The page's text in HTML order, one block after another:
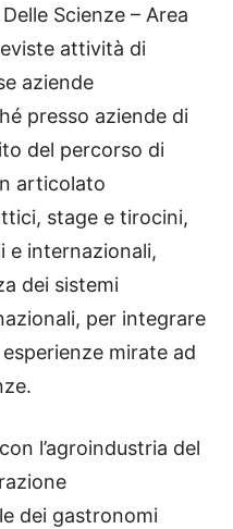
Scienze – Area
attività di
aziende
presso aziende di
del percorso di
articolato
stage e tirocini,
e internazionali,
dei sistemi
per integrare
mirate ad
l’agroindustria del
dei gastronomi